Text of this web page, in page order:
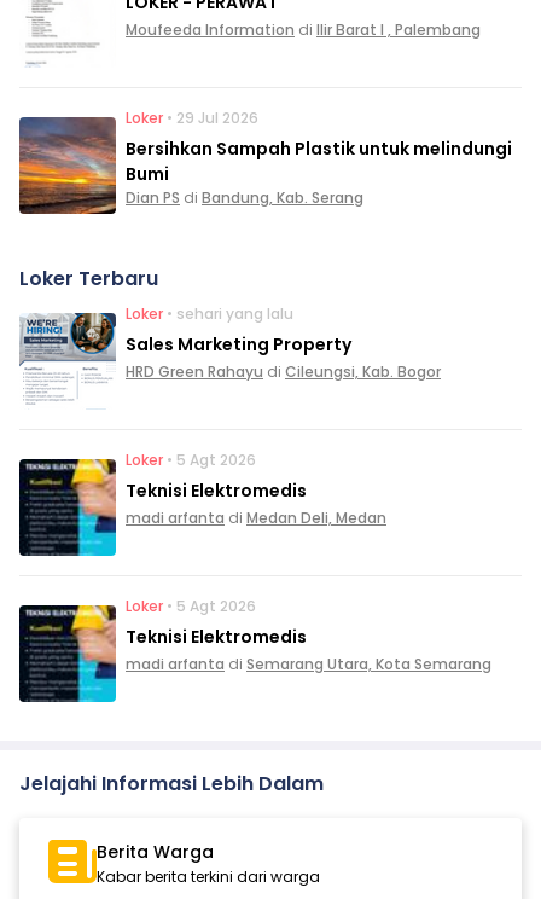
Moufeeda Information di Ilir Barat I , Palembang
Loker • 29 Jul 2026
Bersihkan Sampah Plastik untuk melindungi
Bumi
Dian PS di Bandung, Kab. Serang
Loker Terbaru
Loker • sehari yang lalu
Sales Marketing Property
HRD Green Rahayu di Cileungsi, Kab. Bogor
Loker • 5 Agt 2026
Teknisi Elektromedis
madi arfanta di Medan Deli, Medan
Loker • 5 Agt 2026
Teknisi Elektromedis
madi arfanta di Semarang Utara, Kota Semarang
Jelajahi Informasi Lebih Dalam
Berita Warga
Kabar berita terkini dari warga